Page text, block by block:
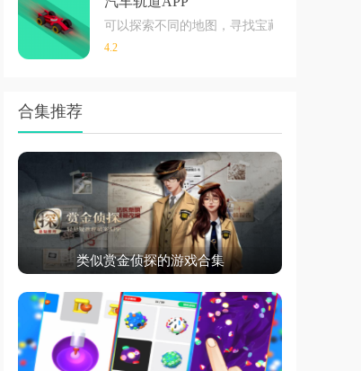
可以探索不同的地图，寻找宝藏和宝石。游
4.2
合集推荐
类似赏金侦探的游戏合集